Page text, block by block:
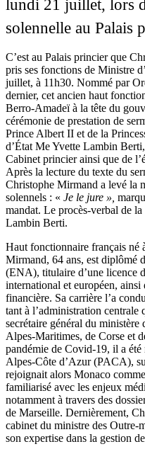
lundi 21 juillet, lors
solennelle au Palais
C’est au Palais princier que
pris ses fonctions de Ministre
juillet, à 11h30. Nommé par
dernier, cet ancien haut
Berro-Amadeï à la tête du
cérémonie de prestation de
Prince Albert II et de la
d’État Me Yvette Lambin
Cabinet princier ainsi que de
Après la lecture du texte du
Christophe Mirmand a levé la
solennels : « Je le jure »,
mandat. Le procès-verbal de
Lambin Berti.
Haut fonctionnaire français né
Mirmand, 64 ans, est diplômé
(ENA), titulaire d’une licence
international et européen, ainsi
financière. Sa carrière l’a
tant à l’administration
secrétaire général du ministère
Alpes-Maritimes, de Corse et
pandémie de Covid-19, il a
Alpes-Côte d’Azur (PACA),
rejoignait alors Monaco
familiarisé avec les enjeux
notamment à travers des
de Marseille. Dernièrement,
cabinet du ministre des Outre-
son expertise dans la gestion